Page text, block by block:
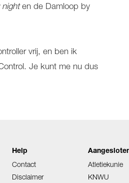
nighten de Damloop by
vrij, en ben ik
Je kunt me nu dus
Help
Contact
Disclaimer
Atletiekunie
KNWU